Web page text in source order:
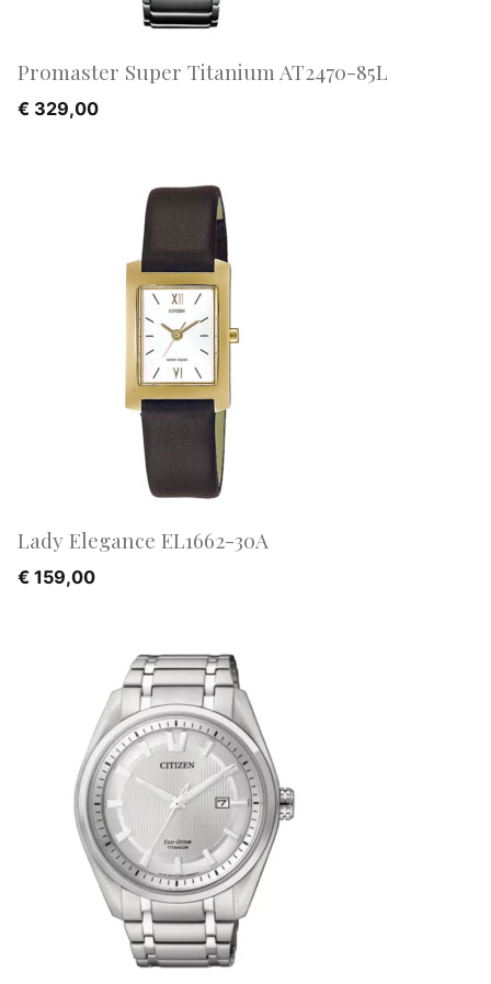
Promaster Super Titanium AT2470-85L
€ 329,00
Lady Elegance EL1662-30A
€ 159,00